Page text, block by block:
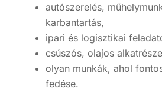
autószerelés,
karbantartás,
ipari és logisztikai
csúszós, olajos
olyan munkák, ahol
fedése.